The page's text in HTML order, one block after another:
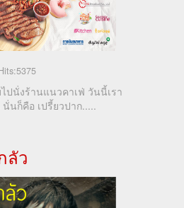
5375
ปนั่งร้านแนวคาเฟ่ วันนี้เรา
นก็คือ เปรี้ยวปาก.....
ลัว